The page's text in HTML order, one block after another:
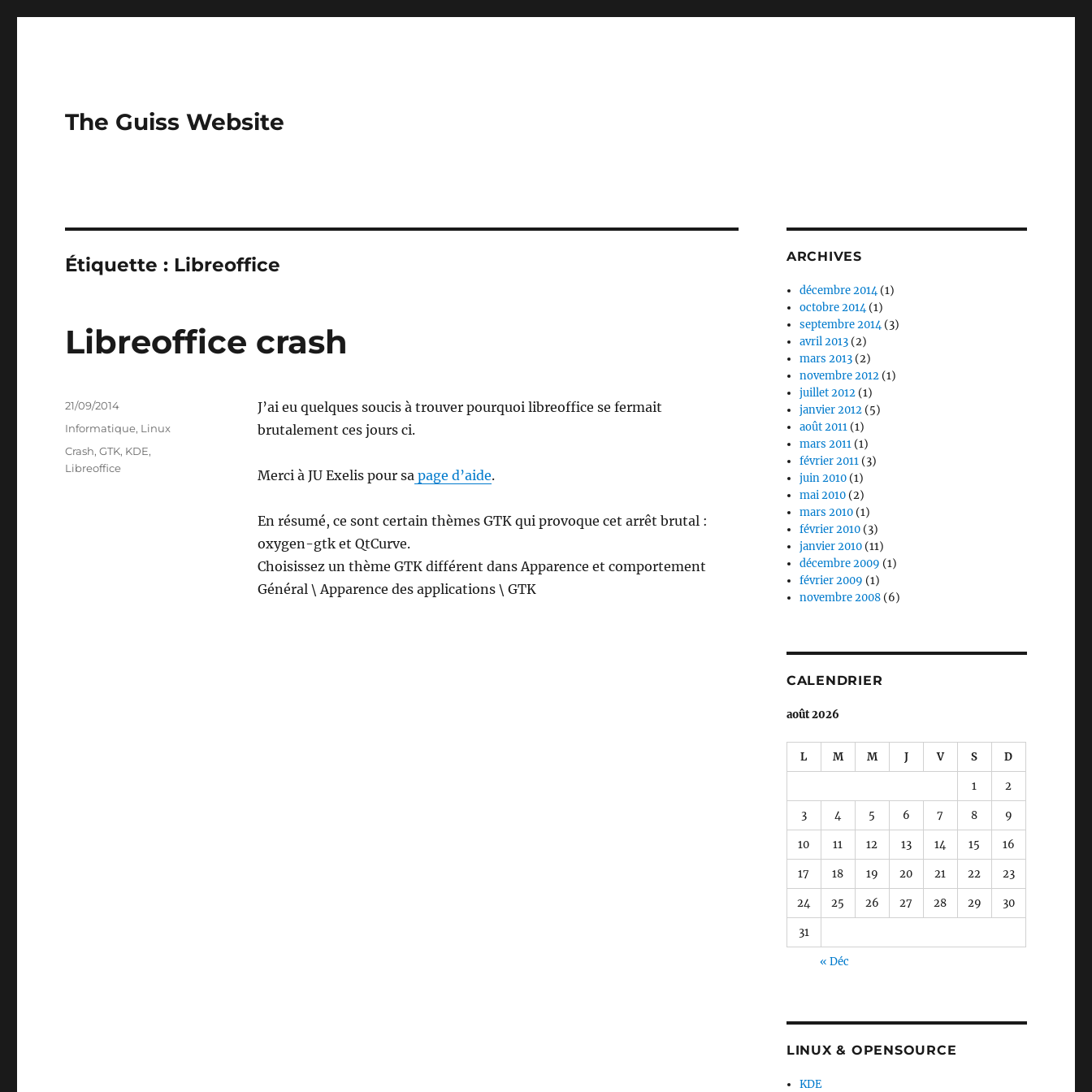
The Guiss Website
Étiquette : Libreoffice
Libreoffice crash
J’ai eu quelques soucis à trouver pourquoi libreoffice se fermait
brutalement ces jours ci.
Merci à JU Exelis pour sapage d’aide.
En résumé, ce sont certain thèmes GTK qui provoque cet arrêt brutal :
oxygen-gtk et QtCurve.
Choisissez un thème GTK différent dans Apparence et comportement
Général \ Apparence des applications \ GTK
Publié
21/09/2014
Catégories
Informatique, Linux
Étiquettes
Crash,GTK, KDE,
Libreoffice
ARCHIVES
décembre 2014(1)
octobre 2014(1)
septembre 2014(3)
avril 2013 (2)
mars 2013 (2)
novembre 2012 (1)
juillet 2012 (1)
janvier 2012 (5)
août 2011 (1)
mars 2011 (1)
février 2011 (3)
juin 2010 (1)
mai 2010 (2)
mars 2010 (1)
février 2010 (3)
janvier 2010 (11)
décembre 2009 (1)
février 2009 (1)
novembre 2008 (6)
CALENDRIER
août 2026
L M M J V S D
1 2
3 4 5 6 7 8 9
10 11 12 13 14 15 16
17 18 19 20 21 22 23
24 25 26 27 28 29 30
31
« Déc
LINUX & OPENSOURCE
KDE